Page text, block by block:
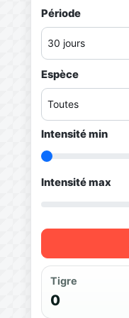
Période
Espèce
Intensité min
Intensité max
Tigre
0